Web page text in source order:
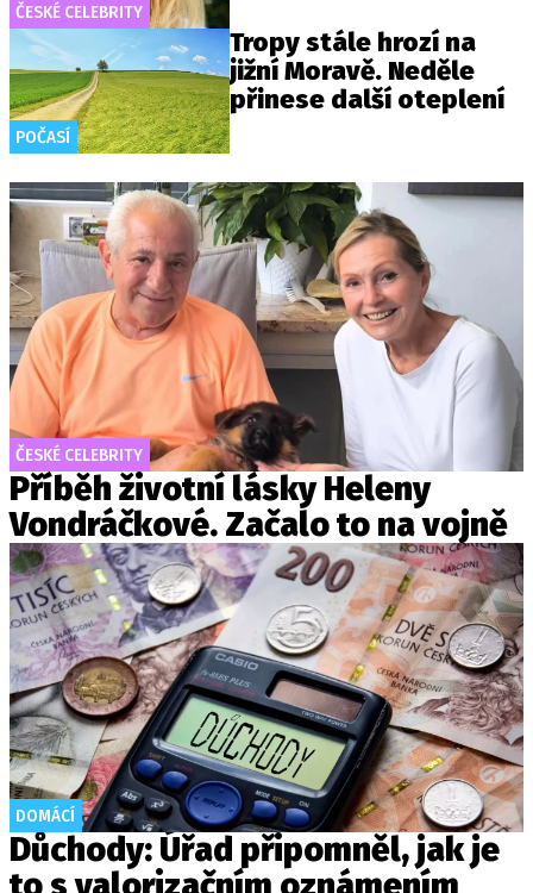
ČESKÉ CELEBRITY
POČASÍ
Tropy stále hrozí na
jižní Moravě. Neděle
přinese další oteplení
ČESKÉ CELEBRITY
Příběh životní lásky Heleny
Vondráčkové. Začalo to na vojně
DOMÁCÍ
Důchody: Úřad připomněl, jak je
to s valorizačním oznámením